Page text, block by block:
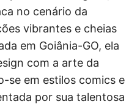
no cenário da
vibrantes e cheias
em Goiânia-GO, ela
com a arte da
se em estilos comics e
por sua talentosa